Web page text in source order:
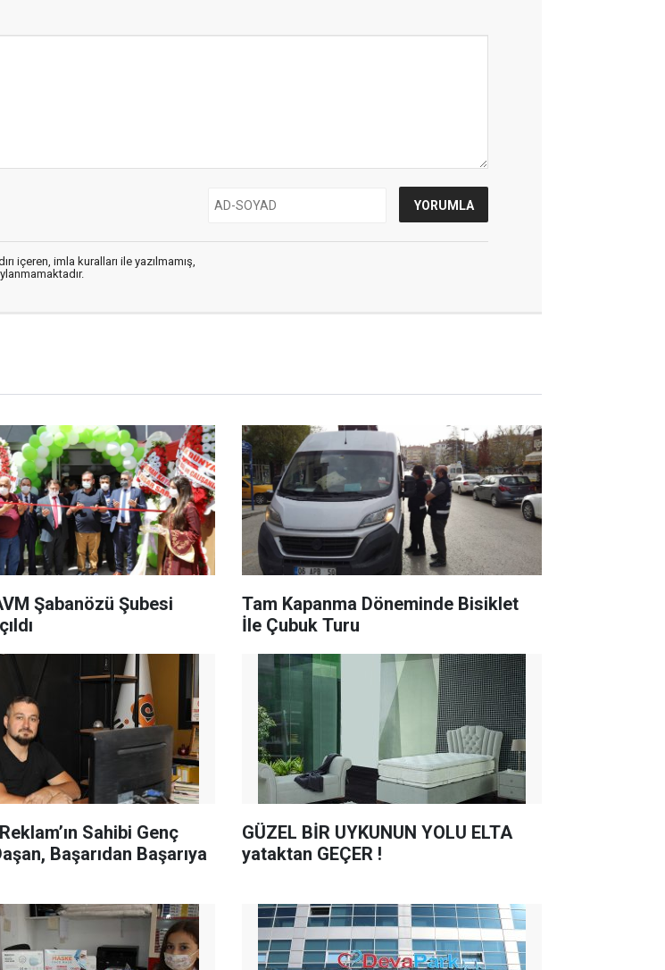
içeren, imla kuralları ile yazılmamış,
Şabanözü Şubesi
Tam Kapanma Döneminde Bisiklet
İle Çubuk Turu
Sahibi Genç
Başarıdan Başarıya
GÜZEL BİR UYKUNUN YOLU ELTA
yataktan GEÇER !